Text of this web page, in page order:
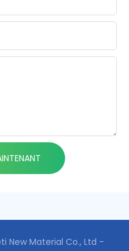
New Material Co., Ltd -